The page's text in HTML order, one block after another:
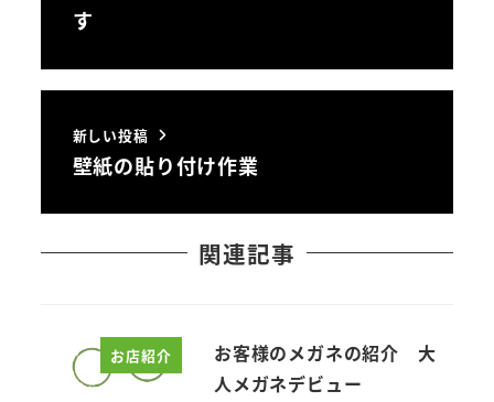
す
新しい投稿
壁紙の貼り付け作業
関連記事
お店紹介
お客様のメガネの紹介 大
人メガネデビュー